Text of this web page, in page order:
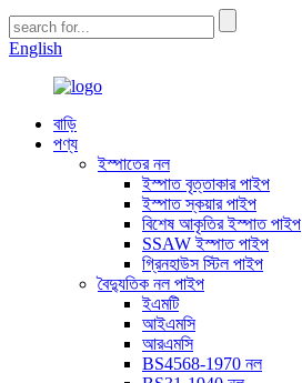
English
বাড়ি
পণ্য
ইস্পাতের নল
ইস্পাত বৃত্তাকার পাইপ
ইস্পাত স্কয়ার পাইপ
বিশেষ আকৃতির ইস্পাত পাইপ
SSAW ইস্পাত পাইপ
গ্রিনহাউস স্টিল পাইপ
বৈদ্যুতিক নল পাইপ
ইএমটি
আইএমসি
আরএমসি
BS4568-1970 নল